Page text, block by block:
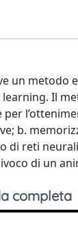
un
learning. Il
b.
di reti
di un
completa